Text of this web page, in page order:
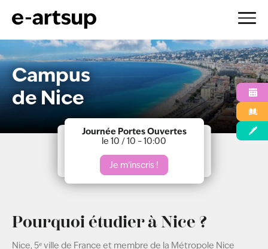
au
contenu
Campus
de Nice
Journée Portes Ouvertes
le 10 / 10 – 10:00
Je m’inscris !
Pourquoi étudier à Nice ?
Nice, 5ᵉ ville de France et membre de la Métropole Nice